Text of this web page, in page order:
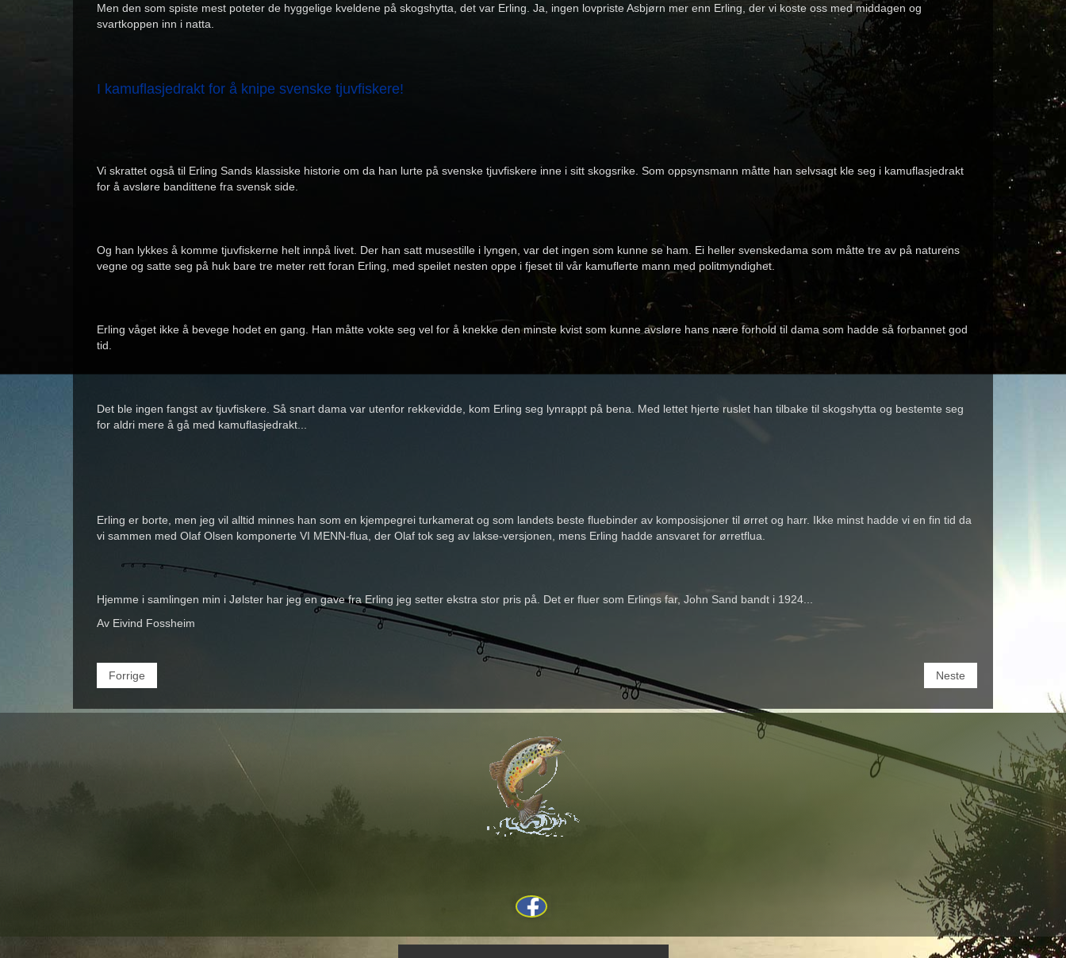
Men den som spiste mest poteter de hyggelige kveldene på skogshytta, det var Erling. Ja, ingen lovpriste Asbjørn mer enn Erling, der vi koste oss med middagen og
svartkoppen inn i natta.
I kamuflasjedrakt for å knipe svenske tjuvfiskere!
Vi skrattet også til Erling Sands klassiske historie om da han lurte på svenske tjuvfiskere inne i sitt skogsrike. Som oppsynsmann måtte han selvsagt kle seg i kamuflasjedrakt
for å avsløre bandittene fra svensk side.
Og han lykkes å komme tjuvfiskerne helt innpå livet. Der han satt musestille i lyngen, var det ingen som kunne se ham. Ei heller svenskedama som måtte tre av på naturens
vegne og satte seg på huk bare tre meter rett foran Erling, med speilet nesten oppe i fjeset til vår kamuflerte mann med politmyndighet.
Erling våget ikke å bevege hodet en gang. Han måtte vokte seg vel for å knekke den minste kvist som kunne avsløre hans nære forhold til dama som hadde så forbannet god
tid.
Det ble ingen fangst av tjuvfiskere. Så snart dama var utenfor rekkevidde, kom Erling seg lynrappt på bena. Med lettet hjerte ruslet han tilbake til skogshytta og bestemte seg
for aldri mere å gå med kamuflasjedrakt...
Erling er borte, men jeg vil alltid minnes han som en kjempegrei turkamerat og som landets beste fluebinder av komposisjoner til ørret og harr. Ikke minst hadde vi en fin tid da
vi sammen med Olaf Olsen komponerte VI MENN-flua, der Olaf tok seg av lakse-versjonen, mens Erling hadde ansvaret for ørretflua.
Hjemme i samlingen min i Jølster har jeg en gave fra Erling jeg setter ekstra stor pris på. Det er fluer som Erlings far, John Sand bandt i 1924...
Av Eivind Fossheim
Forrige Neste